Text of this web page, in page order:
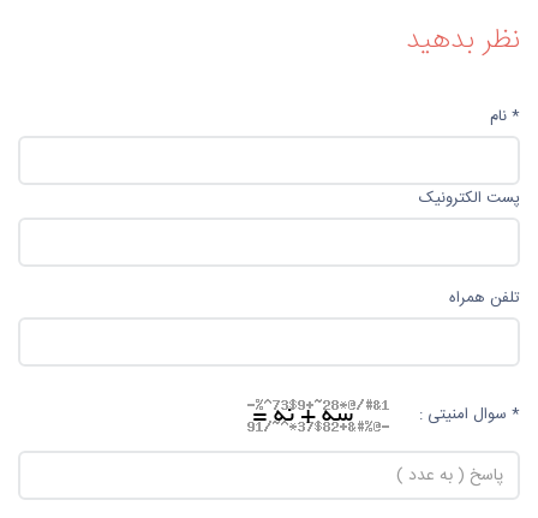
نظر بدهید
* نام
پست الکترونیک
تلفن همراه
* سوال امنیتی :